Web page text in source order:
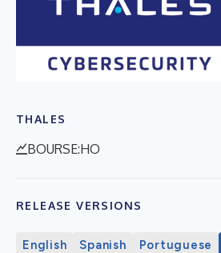
THALES
BOURSE:HO
RELEASE VERSIONS
English Spanish Portuguese